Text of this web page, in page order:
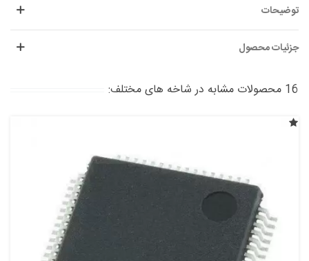
توضیحات
جزئیات محصول
16 محصولات مشابه در شاخه های مختلف: